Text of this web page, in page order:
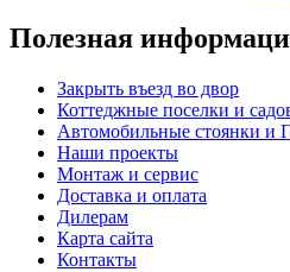
Полезная
Закрыть въезд во двор
Коттеджные поселки и
Автомобильные стоянки и
Наши проекты
Монтаж и сервис
Доставка и оплата
Дилерам
Карта сайта
Контакты